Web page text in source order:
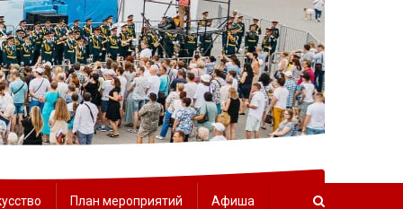
План мероприятий Афиша